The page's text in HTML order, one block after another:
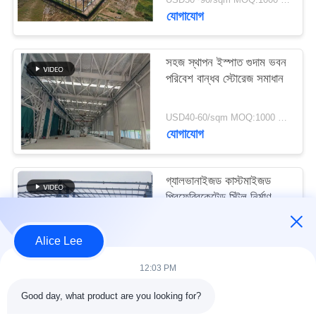
মামলা
সাইট
ম্যাপ
গোপনীয়তা
নীতি
যোগাযোগ
সহজ স্থাপন ইস্পাত গুদাম ভবন
পরিবেশ বান্ধব স্টোরেজ সমাধান
USD40-60/sqm MOQ:1000 বর্গমিটার
যোগাযোগ
গ্যালভানাইজড কাস্টমাইজড
প্রিফেব্রিকেটেড স্টিল নির্মাণ
Alice Lee
12:03 PM
Good day, what product are you looking for?